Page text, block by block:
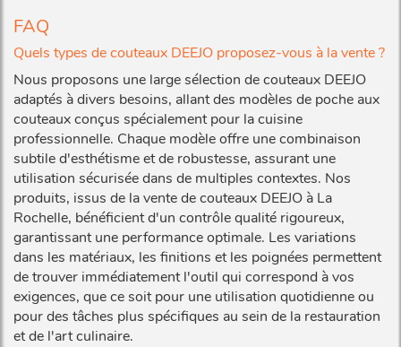
FAQ
Quels types de couteaux DEEJO proposez-vous à la vente ?
Nous proposons une large sélection de couteaux DEEJO
adaptés à divers besoins, allant des modèles de poche aux
couteaux conçus spécialement pour la cuisine
professionnelle. Chaque modèle offre une combinaison
subtile d'esthétisme et de robustesse, assurant une
utilisation sécurisée dans de multiples contextes. Nos
produits, issus de la vente de couteaux DEEJO à La
Rochelle, bénéficient d'un contrôle qualité rigoureux,
garantissant une performance optimale. Les variations
dans les matériaux, les finitions et les poignées permettent
de trouver immédiatement l'outil qui correspond à vos
exigences, que ce soit pour une utilisation quotidienne ou
pour des tâches plus spécifiques au sein de la restauration
et de l'art culinaire.